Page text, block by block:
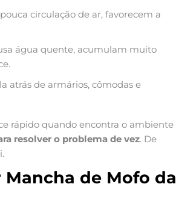
circulação de ar, favorecem a
água quente, acumulam muito
atrás de armários, cômodas e
rápido quando encontra o ambiente
resolver o problema de vez. De
de Mofo da